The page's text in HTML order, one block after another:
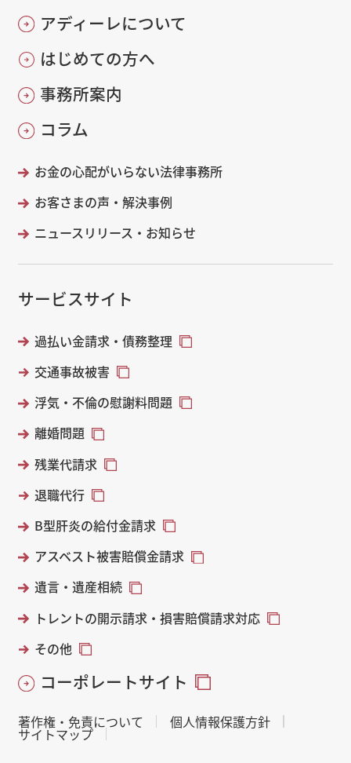
アディーレについて
はじめての方へ
事務所案内
コラム
お金の心配がいらない法律事務所
お客さまの声・解決事例
ニュースリリース・お知らせ
サービスサイト
過払い金請求・債務整理
交通事故被害
浮気・不倫の慰謝料問題
離婚問題
残業代請求
退職代行
B型肝炎の給付金請求
アスベスト被害賠償金請求
遺言・遺産相続
トレントの開示請求・損害賠償請求対応
その他
コーポレートサイト
著作権・免責について 個人情報保護方針
サイトマップ